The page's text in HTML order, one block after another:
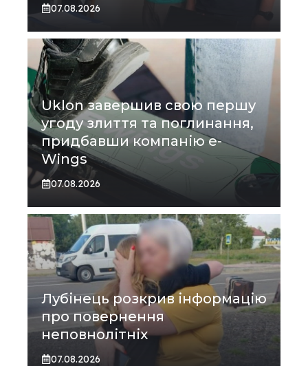
07.08.2026
Uklon завершив свою першу
угоду злиття та поглинання,
придбавши компанію e-
Wings
07.08.2026
Лубінець розкрив інформацію
про повернення
неповнолітніх
07.08.2026